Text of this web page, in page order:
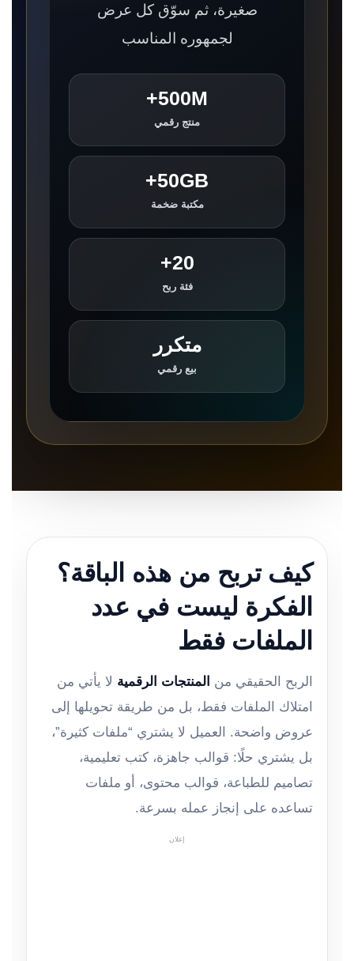
صغيرة، ثم سوّق كل عرض
لجمهوره المناسب
500M+
منتج رقمي
50GB+
مكتبة ضخمة
20+
فئة ربح
متكرر
بيع رقمي
كيف تربح من هذه الباقة؟
الفكرة ليست في عدد
الملفات فقط
الربح الحقيقي من المنتجات الرقمية لا يأتي من
امتلاك الملفات فقط، بل من طريقة تحويلها إلى
عروض واضحة. العميل لا يشتري “ملفات كثيرة”،
بل يشتري حلًا: قوالب جاهزة، كتب تعليمية،
تصاميم للطباعة، قوالب محتوى، أو ملفات
تساعده على إنجاز عمله بسرعة.
إعلان